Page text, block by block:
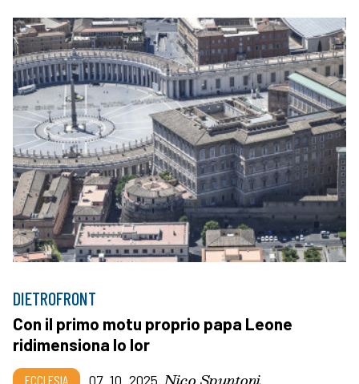
DIETROFRONT
Con il primo motu proprio papa Leone
ridimensiona lo Ior
ECCLESIA 07_10_2025